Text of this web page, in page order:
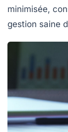
minimisée,
gestion saine